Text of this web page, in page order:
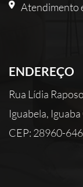
Atendimento
ENDEREÇO
Rua Lídia
Iguabela,
CEP: 28960-646